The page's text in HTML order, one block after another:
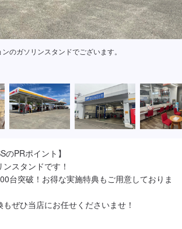
のガソリンスタンドでございます。
のPRポイント】
スタンドです！
台突破！お得な実施特典もご用意しておりま
ぜひ当店にお任せくださいませ！